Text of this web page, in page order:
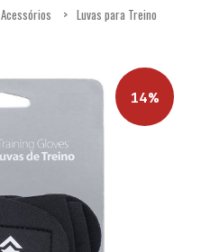
Acessórios Luvas para Treino
14%